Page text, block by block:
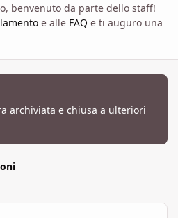
benvenuto da parte dello staff!
e alle FAQ e ti auguro una
archiviata e chiusa a ulteriori